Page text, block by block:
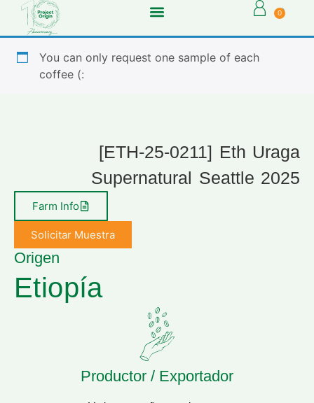
0
You can only request one sample of each
coffee (:
[ETH-25-0211] Eth Uraga
Supernatural Seattle 2025
Farm Info
Solicitar Muestra
Origen
Etiopía
Productor / Exportador